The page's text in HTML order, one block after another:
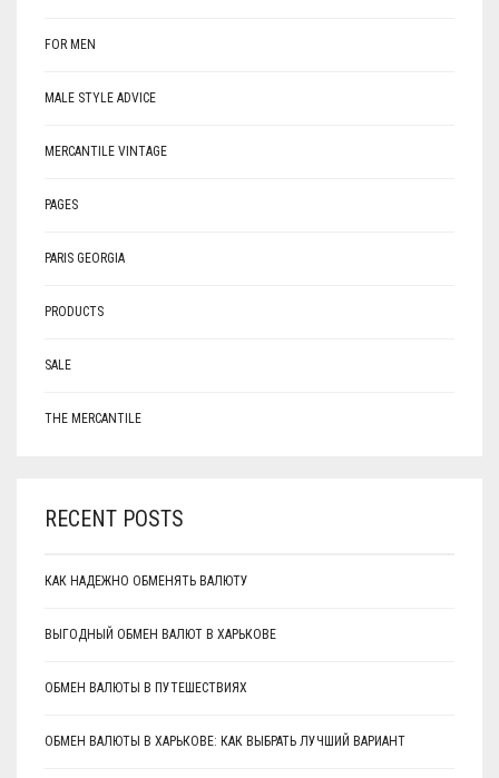
FOR MEN
MALE STYLE ADVICE
MERCANTILE VINTAGE
PAGES
PARIS GEORGIA
PRODUCTS
SALE
THE MERCANTILE
RECENT POSTS
КАК НАДЕЖНО ОБМЕНЯТЬ ВАЛЮТУ
ВЫГОДНЫЙ ОБМЕН ВАЛЮТ В ХАРЬКОВЕ
ОБМЕН ВАЛЮТЫ В ПУТЕШЕСТВИЯХ
ОБМЕН ВАЛЮТЫ В ХАРЬКОВЕ: КАК ВЫБРАТЬ ЛУЧШИЙ ВАРИАНТ